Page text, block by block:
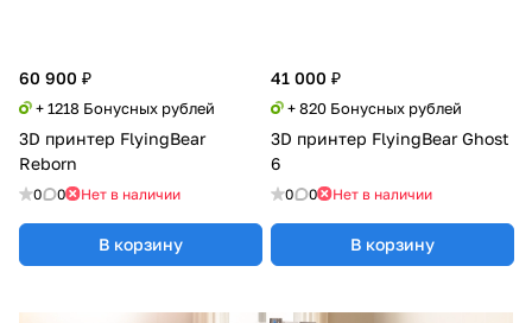
60 900 ₽
+ 1218 Бонусных рублей
3D принтер FlyingBear
Reborn
0 0 Нет в наличии
В корзину
41 000 ₽
+ 820 Бонусных рублей
3D принтер FlyingBear Ghost
6
0 0 Нет в наличии
В корзину